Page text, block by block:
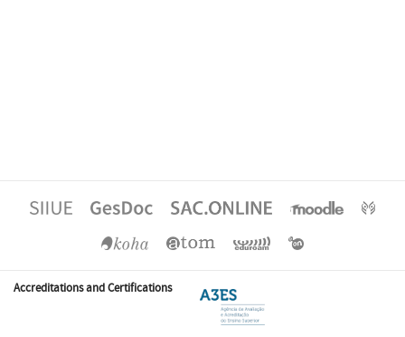
Accreditations and Certifications